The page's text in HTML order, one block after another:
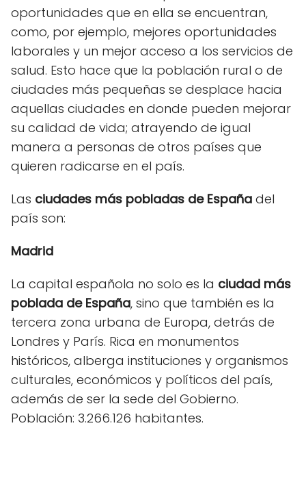
oportunidades que en ella se encuentran,
como, por ejemplo, mejores oportunidades
laborales y un mejor acceso a los servicios de
salud. Esto hace que la población rural o de
ciudades más pequeñas se desplace hacia
aquellas ciudades en donde pueden mejorar
su calidad de vida; atrayendo de igual
manera a personas de otros países que
quieren radicarse en el país.
Las ciudades más pobladas de España del
país son:
Madrid
La capital española no solo es la ciudad más
poblada de España, sino que también es la
tercera zona urbana de Europa, detrás de
Londres y París. Rica en monumentos
históricos, alberga instituciones y organismos
culturales, económicos y políticos del país,
además de ser la sede del Gobierno.
Población: 3.266.126 habitantes.